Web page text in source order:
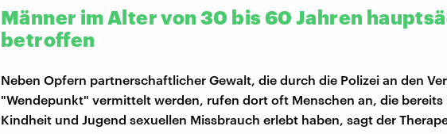
Männer im Alter von 30 bis 60 Jahren
betroffen
Neben Opfern partnerschaftlicher Gewalt, die durch die Polizei an den
"Wendepunkt" vermittelt werden, rufen dort oft Menschen an, die bereits
Kindheit und Jugend sexuellen Missbrauch erlebt haben, sagt der